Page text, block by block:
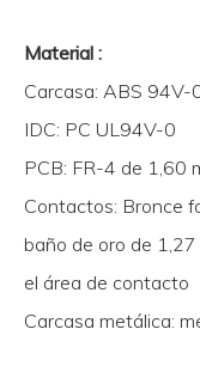
Material :
Carcasa: ABS 94V-
IDC: PC UL94V-0
PCB: FR-4 de 1,60
Contactos: Bronce
baño de oro de
el área de contacto
Carcasa metálica: